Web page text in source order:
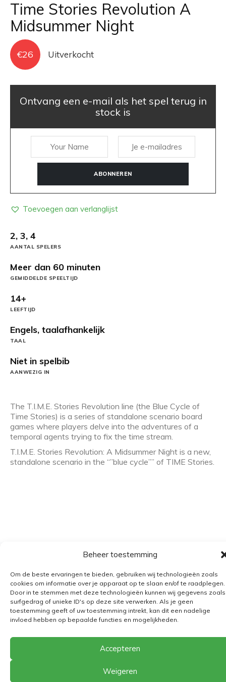
Beheer toestemming
Om de beste ervaringen te bieden, gebruiken wij technologieën zoals
cookies om informatie over je apparaat op te slaan en/of te raadplegen.
Door in te stemmen met deze technologieën kunnen wij gegevens zoals
surfgedrag of unieke ID's op deze site verwerken. Als je geen
toestemming geeft of uw toestemming intrekt, kan dit een nadelige
invloed hebben op bepaalde functies en mogelijkheden.
Accepteren
Weigeren
Time Stories Revolution A
Midsummer Night
€26 Uitverkocht
Ontvang een e-mail als het spel terug in
stock is
ABONNEREN
Toevoegen aan verlanglijst
2, 3, 4
AANTAL SPELERS
Meer dan 60 minuten
GEMIDDELDE SPEELTIJD
14+
LEEFTIJD
Engels, taalafhankelijk
TAAL
Niet in spelbib
AANWEZIG IN
The T.I.M.E. Stories Revolution line (the Blue Cycle of
Time Stories) is a series of standalone scenario board
games where players delve into the adventures of a
temporal agents trying to fix the time stream.
T.I.M.E. Stories Revolution: A Midsummer Night is a new,
standalone scenario in the “”blue cycle”” of TIME Stories.
Verzending
Retourbeleid
BE 0682.845.059
The Playground